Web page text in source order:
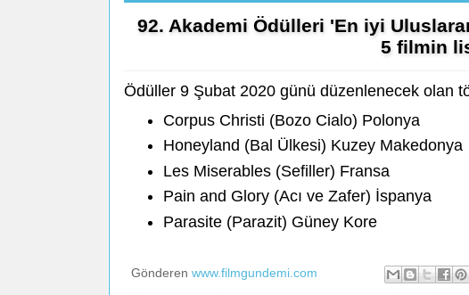
92. Akademi Ödülleri 'En iyi
5 filmin
Ödüller 9 Şubat 2020 günü düzenlenecek olan
Corpus Christi (Bozo Cialo) Polonya
Honeyland (Bal Ülkesi) Kuzey Makedonya
Les Miserables (Sefiller) Fransa
Pain and Glory (Acı ve Zafer) İspanya
Parasite (Parazit) Güney Kore
Gönderen www.filmgundemi.com